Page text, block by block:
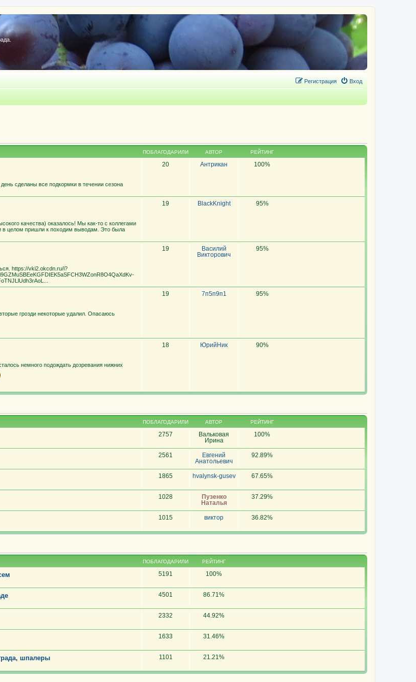
Вход
Регистрация
ПОБЛАГОДАРИЛИ АВТОР РЕЙТИНГ
сделаны все подкормки в течении сезона
20 Антрикан 100%
качества) оказалось! Мы как-то с коллегами
в целом пришли к походим выводам. Это была
19 BlackKnight 95%
https://vki2.okcdn.ru/i?
19
Василий
Викторович
95%
грозди некоторые удалил. Опасаюсь
19 7п5п9п1 95%
немного подождать дозревания нижних
18 ЮрийНик 90%
ПОБЛАГОДАРИЛИ АВТОР РЕЙТИНГ
2757
Вальковая
Ирина
100%
2561
Евгений
Анатольевич
92.89%
1865 hvalynsk-gusev 67.65%
1028
Пузенко
Наталья
37.29%
1015 виктор 36.82%
ПОБЛАГОДАРИЛИ РЕЙТИНГ
5191 100%
4501 86.71%
2332 44.92%
1633 31.46%
шпалеры 1101 21.21%